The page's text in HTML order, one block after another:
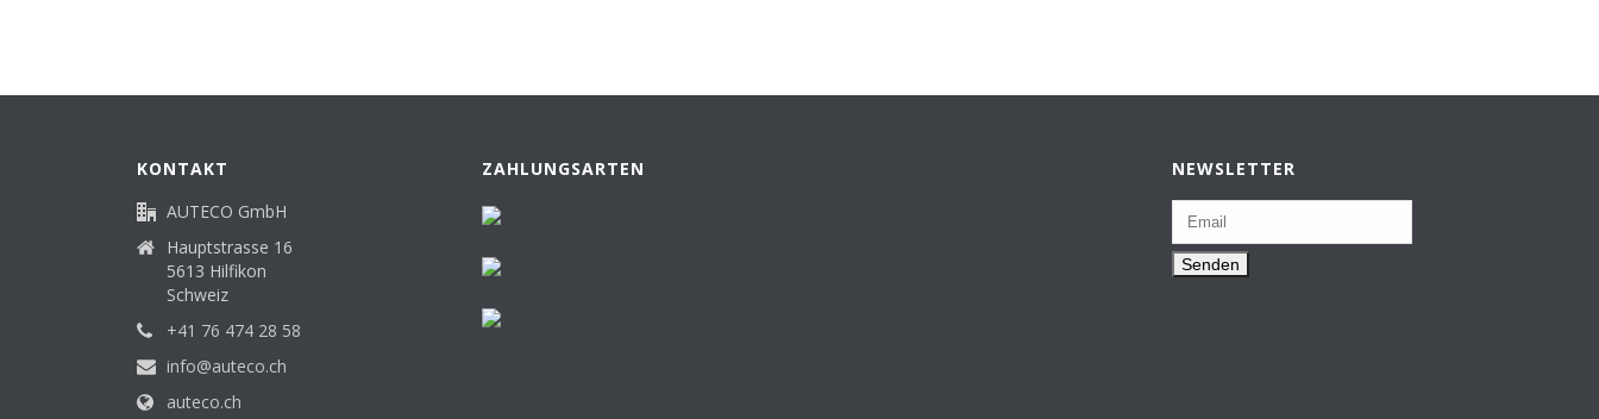
KONTAKT
AUTECO GmbH
Hauptstrasse 16
5613 Hilfikon
Schweiz
+41 76 474 28 58
info@auteco.ch
auteco.ch
ZAHLUNGSARTEN NEWSLETTER